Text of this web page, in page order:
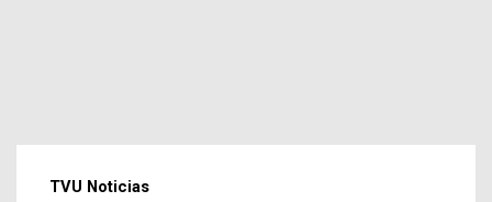
TVU Noticias